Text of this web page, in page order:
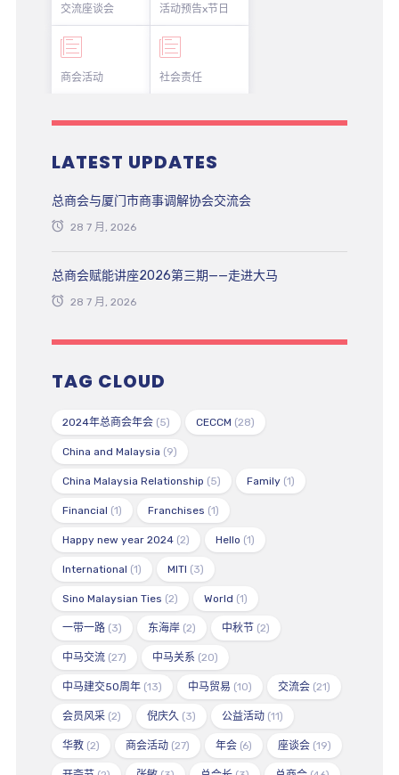
交流座谈会
商会活动
活动预告x节日
社会责任
LATEST UPDATES
总商会与厦门市商事调解协会交流会
28 7 月, 2026
总商会赋能讲座2026第三期——走进大马
28 7 月, 2026
TAG CLOUD
2024年总商会年会(5) CECCM (28)
China and Malaysia (9)
China Malaysia Relationship (5) Family(1)
Financial (1) Franchises (1)
Happy new year 2024(2) Hello (1)
International (1) MITI (3)
Sino Malaysian Ties (2) World (1)
一带一路(3) 东海岸(2) 中秋节(2)
中马交流(27) 中马关系 (20)
中马建交50周年(13) 中马贸易 (10) 交流会(21)
会员风采(2) 倪庆久 (3) 公益活动(11)
华教(2) 商会活动(27) 年会(6) 座谈会(19)